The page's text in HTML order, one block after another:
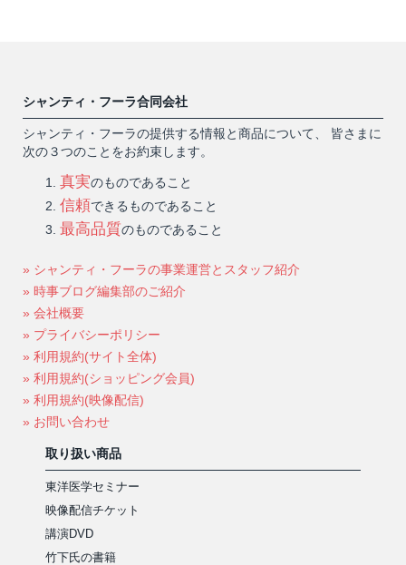
シャンティ・フーラ合同会社
シャンティ・フーラの提供する情報と商品について、 皆さまに
次の３つのことをお約束します。
真実のものであること
信頼できるものであること
最高品質のものであること
» シャンティ・フーラの事業運営とスタッフ紹介
» 時事ブログ編集部のご紹介
» 会社概要
» プライバシーポリシー
» 利用規約(サイト全体)
» 利用規約(ショッピング会員)
» 利用規約(映像配信)
» お問い合わせ
取り扱い商品
東洋医学セミナー
映像配信チケット
講演DVD
竹下氏の書籍